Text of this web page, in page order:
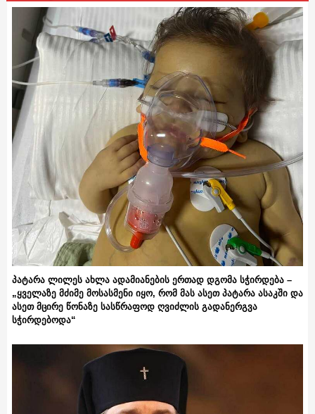
პატარა ლილეს ახლა ადამიანების ერთად დგომა სჭირდება –
„ყველაზე მძიმე მოსასმენი იყო, რომ მას ასეთ პატარა ასაკში და
ასეთ მცირე წონაზე სასწრაფოდ ღვიძლის გადანერგვა
სჭირდებოდა“